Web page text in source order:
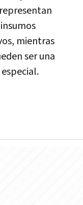
mientras
ser una